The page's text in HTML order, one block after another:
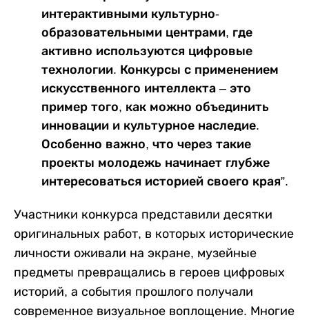
интерактивными культурно-
образовательными центрами, где
активно используются цифровые
технологии. Конкурсы с применением
искусственного интеллекта – это
пример того, как можно объединить
инновации и культурное наследие.
Особенно важно, что через такие
проекты молодежь начинает глубже
интересоваться историей своего края”.
Участники конкурса представили десятки
оригинальных работ, в которых исторические
личности оживали на экране, музейные
предметы превращались в героев цифровых
историй, а события прошлого получали
современное визуальное воплощение. Многие